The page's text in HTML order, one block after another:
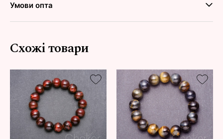
Умови опта
Схожі товари